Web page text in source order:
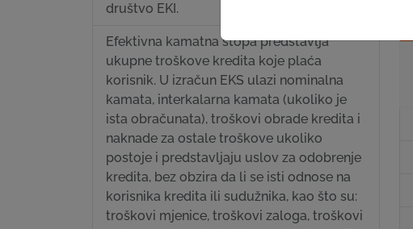
društvo EKI.
Efektivna kamatna stopa predstavlja
ukupne troškove kredita koje plaća
korisnik. U izračun EKS ulazi nominalna
kamata, interkalarna kamata (ukoliko je
ista obračunata), troškovi obrade kredita i
naknade za ostale troškove ukoliko
postoje i predstavljaju uslov za odobrenje
kredita, bez obzira da li se isti odnose na
korisnika kredita ili sudužnika, kao što su:
troškovi mjenice, troškovi zaloga, troškovi